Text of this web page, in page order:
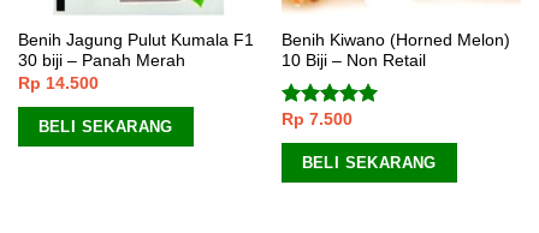
Benih Jagung Pulut Kumala F1
30 biji – Panah Merah
Rp 14.500
BELI SEKARANG
Benih Kiwano (Horned Melon)
10 Biji – Non Retail
Dinilai5.00
dari 5
Rp 7.500
BELI SEKARANG